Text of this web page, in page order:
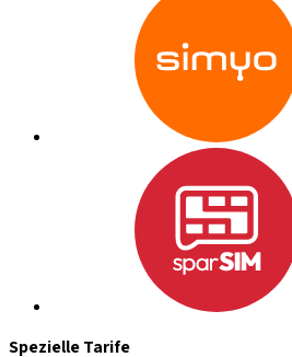
Spezielle Tarife